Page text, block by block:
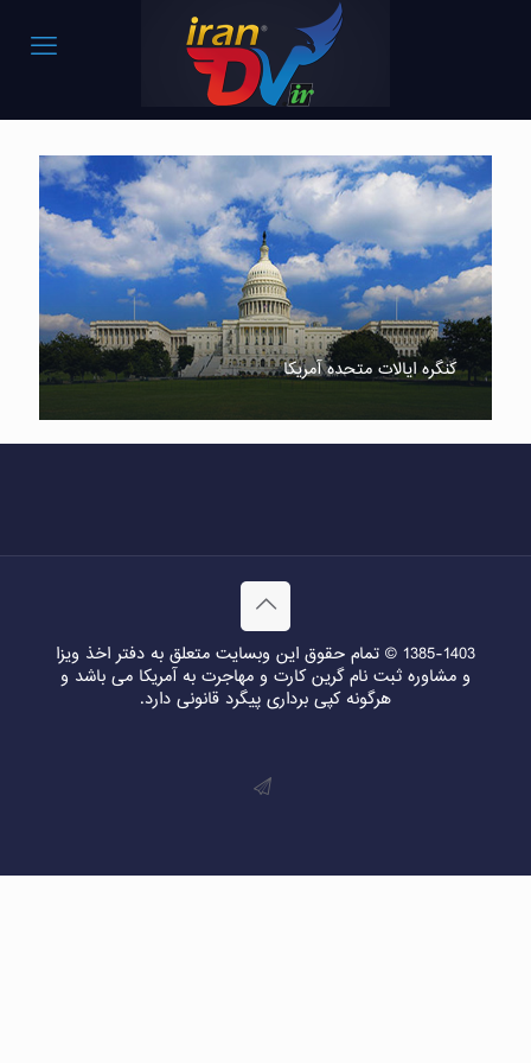
کنگره ایالات متحده آمریکا
1385-1403 © تمام حقوق این وبسایت متعلق به دفتر اخذ ویزا
و مشاوره ثبت نام گرین کارت و مهاجرت به آمریکا می باشد و
هرگونه کپی برداری پیگرد قانونی دارد.